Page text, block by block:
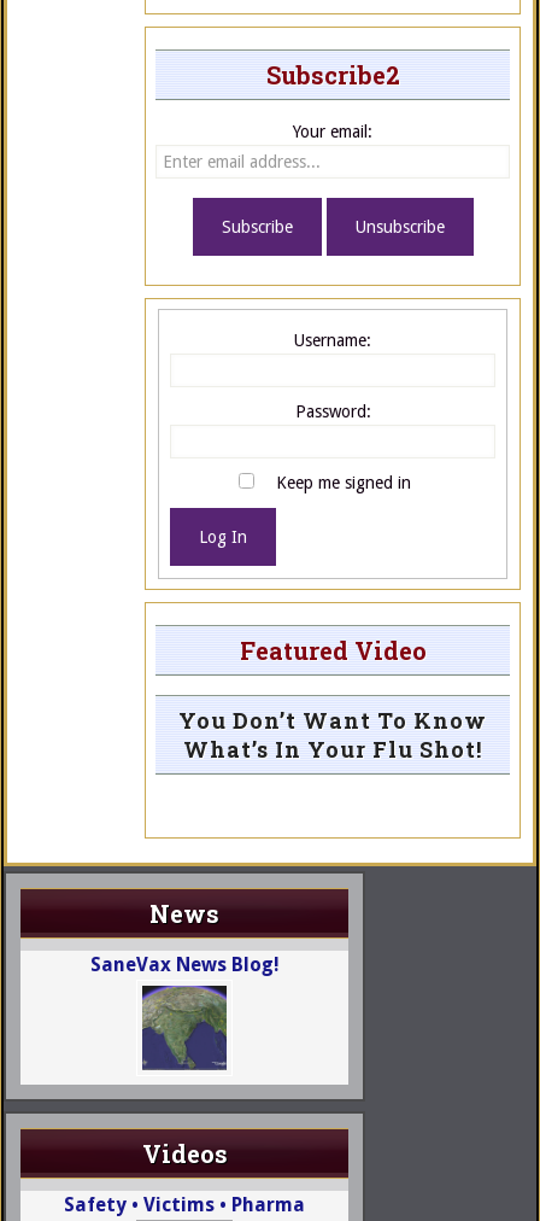
Subscribe2
Your email:
Username:
Password:
Keep me signed in
Log In
Featured Video
You Don’t Want To Know
What’s In Your Flu Shot!
News
SaneVax News Blog!
Videos
Safety • Victims • Pharma